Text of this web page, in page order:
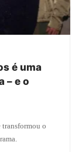
é uma
– e o
transformou o